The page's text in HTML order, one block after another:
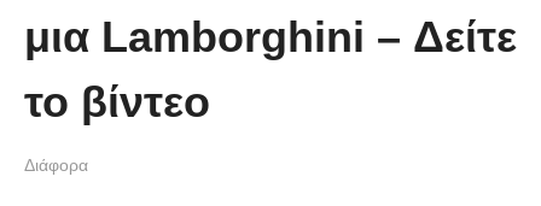
άτυχη μέρα στη δουλειά
μια Lamborghini – Δείτε
το βίντεο
Διάφορα